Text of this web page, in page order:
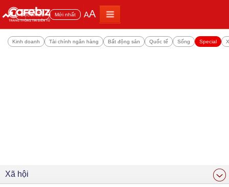
Đọc nhiều Mới nhất AA
Kinh doanh Tài chính ngân hàng Bất động sản Quốc tế Sống Special
Xã hội